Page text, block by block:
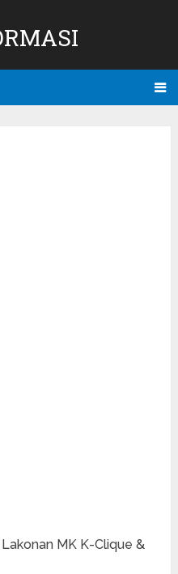
MK K-Clique &